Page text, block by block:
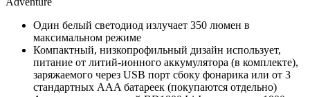
Один белый светодиод излучает 350 люмен в
максимальном режиме
Компактный, низкопрофильный дизайн использует,
питание от литий-ионного аккумулятора (в комплекте),
заряжаемого через USB порт сбоку фонарика или от 3
стандартных AAA батареек (покупаются отдельно)